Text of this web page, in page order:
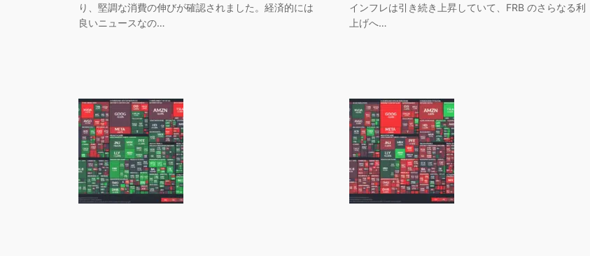
り、堅調な消費の伸びが確認されました。経済的には
良いニュースなの…
インフレは引き続き上昇していて、FRB のさらなる利
上げへ…